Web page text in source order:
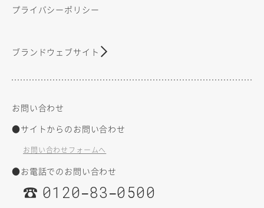
プライバシーポリシー
ブランドウェブサイト
お問い合わせ
●サイトからのお問い合わせ
お問い合わせフォームへ
●お電話でのお問い合わせ
☎ 0120–83–0500